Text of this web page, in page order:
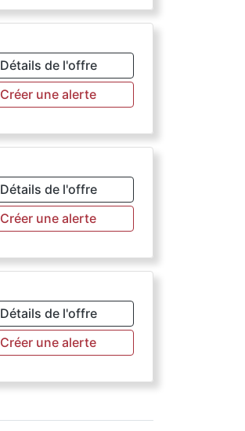
Détails de l'offre
Créer une alerte
Détails de l'offre
Créer une alerte
Détails de l'offre
Créer une alerte